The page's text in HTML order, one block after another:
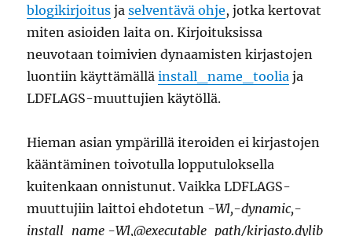
blogikirjoitus jaselventävä ohje, jotka kertovat
miten asioiden laita on. Kirjoituksissa
neuvotaan toimivien dynaamisten kirjastojen
luontiin käyttämälläinstall_name_toolia ja
LDFLAGS-muuttujien käytöllä.
Hieman asian ympärillä iteroiden ei kirjastojen
kääntäminen toivotulla lopputuloksella
kuitenkaan onnistunut. Vaikka LDFLAGS-
muuttujiin laittoi ehdotetun -Wl,-dynamic,-
install_name -Wl,@executable_path/kirjasto.dylib